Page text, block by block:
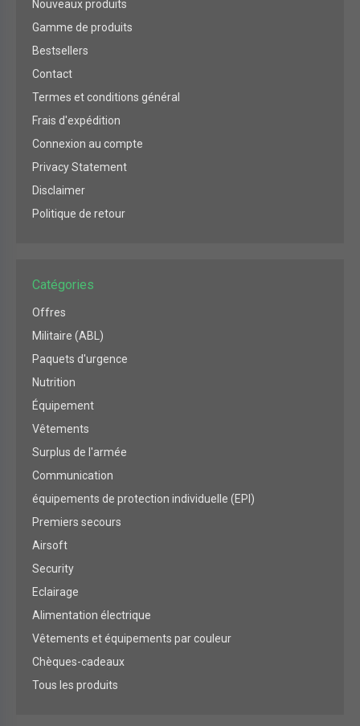
Nouveaux produits
Gamme de produits
Bestsellers
Contact
Termes et conditions général
Frais d'expédition
Connexion au compte
Privacy Statement
Disclaimer
Politique de retour
Catégories
Offres
Militaire (ABL)
Paquets d'urgence
Nutrition
Équipement
Vêtements
Surplus de l'armée
Communication
équipements de protection individuelle (EPI)
Premiers secours
Airsoft
Security
Eclairage
Alimentation électrique
Vêtements et équipements par couleur
Chèques-cadeaux
Tous les produits